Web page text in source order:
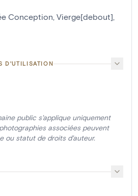
Conception, Vierge[debout],
D'UTILISATION
public s'applique uniquement
associées peuvent
ou statut de droits d'auteur.